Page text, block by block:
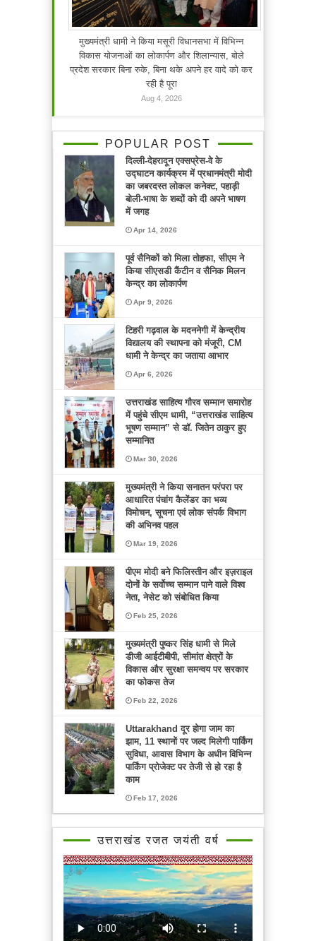
मुख्यमंत्री धामी ने किया मसूरी विधानसभा में विभिन्न
विकास योजनाओं का लोकार्पण और शिलान्यास, बोले
प्रदेश सरकार बिना रुके, बिना थके अपने हर वादे को कर
रही है पूरा
Aug 4, 2026
POPULAR POST
दिल्ली-देहरादून एक्सप्रेस-वे के
उद्घाटन कार्यक्रम में प्रधानमंत्री मोदी
का जबरदस्त लोकल कनेक्ट, पहाड़ी
बोली-भाषा के शब्दों को दी अपने भाषण
में जगह
Apr 14, 2026
पूर्व सैनिकों को मिला तोहफा, सीएम ने
किया सीएसडी कैंटीन व सैनिक मिलन
केन्द्र का लोकार्पण
Apr 9, 2026
टिहरी गढ़वाल के मदननेगी में केन्द्रीय
विद्यालय की स्थापना को मंजूरी, CM
धामी ने केन्द्र का जताया आभार
Apr 6, 2026
उत्तराखंड साहित्य गौरव सम्मान समारोह
में पहुंचे सीएम धामी, “उत्तराखंड साहित्य
भूषण सम्मान” से डॉ. जितेन ठाकुर हुए
सम्मानित
Mar 30, 2026
मुख्यमंत्री ने किया सनातन परंपरा पर
आधारित पंचांग कैलेंडर का भव्य
विमोचन, सूचना एवं लोक संपर्क विभाग
की अभिनव पहल
Mar 19, 2026
पीएम मोदी बने फिलिस्तीन और इज़राइल
दोनों के सर्वोच्च सम्मान पाने वाले विश्व
नेता, नेसेट को संबोधित किया
Feb 25, 2026
मुख्यमंत्री पुष्कर सिंह धामी से मिले
डीजी आईटीबीपी, सीमांत क्षेत्रों के
विकास और सुरक्षा समन्वय पर सरकार
का फोकस तेज
Feb 22, 2026
Uttarakhand दूर होगा जाम का
झाम, 11 स्थानों पर जल्द मिलेगी पार्किंग
सुविधा, आवास विभाग के अधीन विभिन्न
पार्किंग प्रोजेक्ट पर तेजी से हो रहा है
काम
Feb 17, 2026
उत्तराखंड रजत जयंती वर्ष